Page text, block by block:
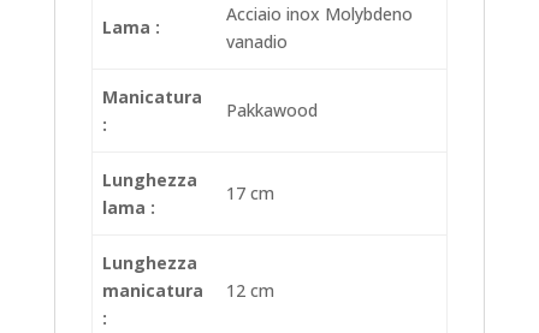
Lama :
Acciaio inox Molybdeno
vanadio
Manicatura
:
Pakkawood
Lunghezza
lama :
17 cm
Lunghezza
manicatura
:
12 cm